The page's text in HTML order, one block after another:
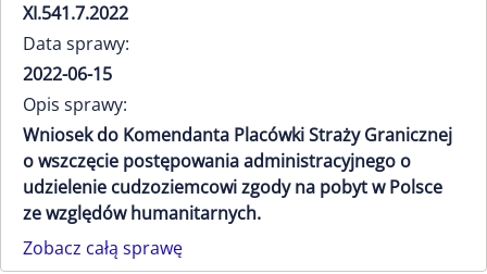
XI.541.7.2022
Data sprawy:
2022-06-15
Opis sprawy:
Wniosek do Komendanta Placówki Straży Granicznej
o wszczęcie postępowania administracyjnego o
udzielenie cudzoziemcowi zgody na pobyt w Polsce
ze względów humanitarnych.
Zobacz całą sprawę